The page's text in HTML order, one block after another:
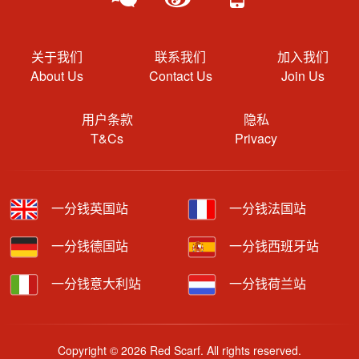
关于我们
About Us
联系我们
Contact Us
加入我们
Join Us
用户条款
T&Cs
隐私
Privacy
一分钱英国站 一分钱法国站
一分钱德国站 一分钱西班牙站
一分钱意大利站 一分钱荷兰站
Copyright © 2026 Red Scarf. All rights reserved.